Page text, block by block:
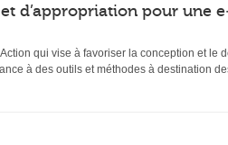
d’appropriation pour une
qui vise à favoriser la conception et le
à des outils et méthodes à destination